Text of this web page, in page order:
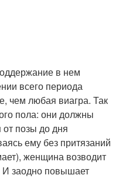
в нем
всего периода
чем любая виагра. Так
пола: они должны
позы до дня
ему без притязаний
женщина возводит
И заодно повышает